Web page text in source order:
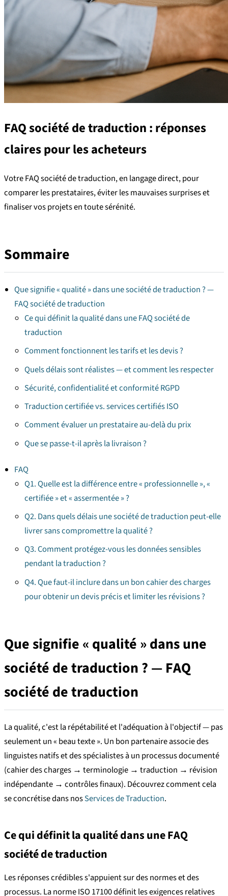
FAQ société de traduction : réponses
claires pour les acheteurs
Votre FAQ société de traduction, en langage direct, pour
comparer les prestataires, éviter les mauvaises surprises et
finaliser vos projets en toute sérénité.
Sommaire
Que signifie « qualité » dans une société de traduction ? —
FAQ société de traduction
Ce qui définit la qualité dans une FAQ société de
traduction
Comment fonctionnent les tarifs et les devis ?
Quels délais sont réalistes — et comment les respecter
Sécurité, confidentialité et conformité RGPD
Traduction certifiée vs. services certifiés ISO
Comment évaluer un prestataire au-delà du prix
Que se passe-t-il après la livraison ?
FAQ
Q1. Quelle est la différence entre « professionnelle », «
certifiée » et « assermentée » ?
Q2. Dans quels délais une société de traduction peut-elle
livrer sans compromettre la qualité ?
Q3. Comment protégez-vous les données sensibles
pendant la traduction ?
Q4. Que faut-il inclure dans un bon cahier des charges
pour obtenir un devis précis et limiter les révisions ?
Que signifie « qualité » dans une
société de traduction ? — FAQ
société de traduction
La qualité, c'est la répétabilité et l'adéquation à l'objectif — pas
seulement un « beau texte ». Un bon partenaire associe des
linguistes natifs et des spécialistes à un processus documenté
(cahier des charges → terminologie → traduction → révision
indépendante → contrôles finaux). Découvrez comment cela
se concrétise dans nosServices de Traduction.
Ce qui définit la qualité dans une FAQ
société de traduction
Les réponses crédibles s'appuient sur des normes et des
processus. La norme ISO 17100 définit les exigences relatives